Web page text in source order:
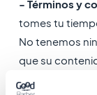
- Términos y
tomes tu
No tenemos
que su
aplicación.